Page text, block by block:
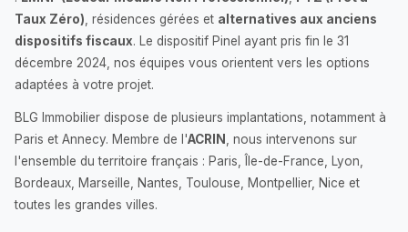
Taux Zéro) , résidences gérées et alternatives aux anciens
dispositifs fiscaux. Le dispositif Pinel ayant pris fin le 31
décembre 2024, nos équipes vous orientent vers les options
adaptées à votre projet.
BLG Immobilier dispose de plusieurs implantations, notamment à
Paris et Annecy. Membre de l'ACRIN
, nous intervenons sur
l'ensemble du territoire français : Paris, Île-de-France, Lyon,
Bordeaux, Marseille, Nantes, Toulouse, Montpellier, Nice et
toutes les grandes villes.